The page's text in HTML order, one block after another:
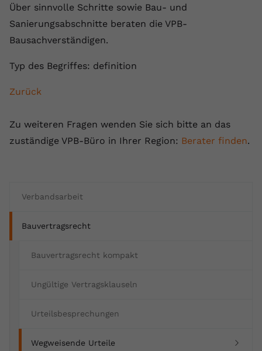
Verbandsarbeit
Bauvertragsrecht
Bauvertragsrecht kompakt
Ungültige Vertragsklauseln
Urteilsbesprechungen
Wegweisende Urteile
Über sinnvolle Schritte sowie Bau- und
Sanierungsabschnitte beraten die VPB-
Bausachverständigen.
Typ des Begriffes: definition
Zurück
Zu weiteren Fragen wenden Sie sich bitte an das
zuständige VPB-Büro in Ihrer Region: Berater finden.
Laufzeit Session
Videopräferenzen des Benutzers zu
Videos verwendet.
youtube.com
registriert eine eindeutige ID, um
Session
Dieser von YouTube gesetzte Cookie